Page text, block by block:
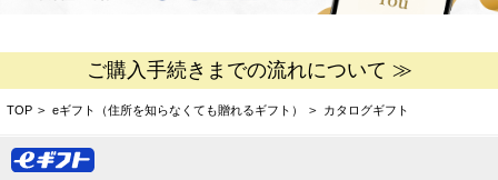
ご購入手続きまでの流れについて ≫
TOP > eギフト（住所を知らなくても贈れるギフト） > カタログギフト